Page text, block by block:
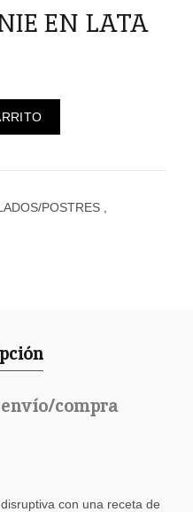
EN LATA
cantidad
POSTRES
compra
con una receta de